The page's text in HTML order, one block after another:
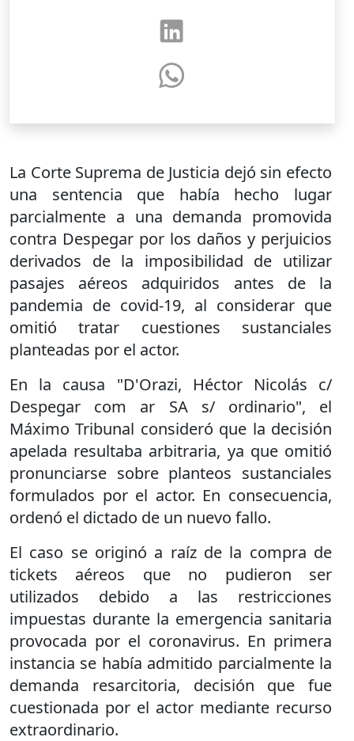
La Corte Suprema de Justicia dejó sin efecto
una sentencia que había hecho lugar
parcialmente a una demanda promovida
contra Despegar por los daños y perjuicios
derivados de la imposibilidad de utilizar
pasajes aéreos adquiridos antes de la
pandemia de covid-19, al considerar que
omitió tratar cuestiones sustanciales
planteadas por el actor.
En la causa "D'Orazi, Héctor Nicolás c/
Despegar com ar SA s/ ordinario", el
Máximo Tribunal consideró que la decisión
apelada resultaba arbitraria, ya que omitió
pronunciarse sobre planteos sustanciales
formulados por el actor. En consecuencia,
ordenó el dictado de un nuevo fallo.
El caso se originó a raíz de la compra de
tickets aéreos que no pudieron ser
utilizados debido a las restricciones
impuestas durante la emergencia sanitaria
provocada por el coronavirus. En primera
instancia se había admitido parcialmente la
demanda resarcitoria, decisión que fue
cuestionada por el actor mediante recurso
extraordinario.